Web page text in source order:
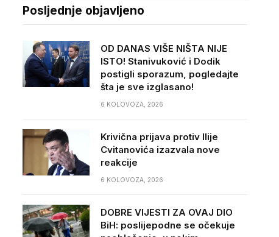
Posljednje objavljeno
OD DANAS VIŠE NIŠTA NIJE
ISTO! Stanivuković i Dodik
postigli sporazum, pogledajte
šta je sve izglasano!
6 KOLOVOZA, 2026
Krivična prijava protiv Ilije
Cvitanovića izazvala nove
reakcije
6 KOLOVOZA, 2026
DOBRE VIJESTI ZA OVAJ DIO
BiH: poslijepodne se očekuje